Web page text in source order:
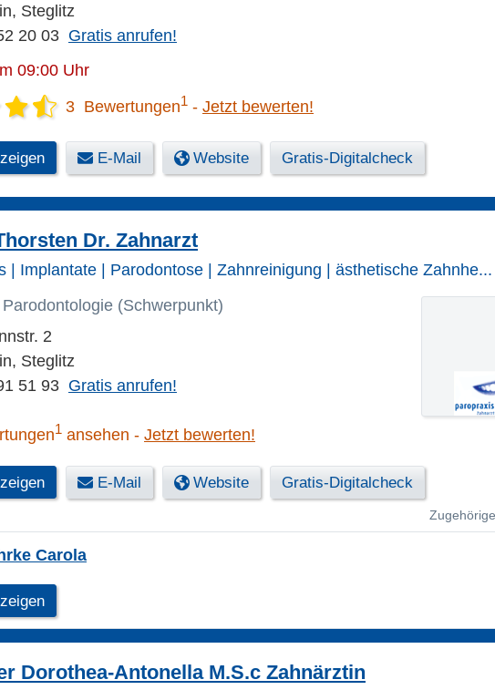
Steglitz
20 03 Gratis anrufen!
09:00 Uhr
3 Bewertungen1 Jetzt bewerten!
E-Mail Website Gratis-Digitalcheck
Dr. Zahnarzt
| Implantate | Parodontose | Zahnreinigung | ästhetische Zahnhe...
(Schwerpunkt)
2
Steglitz
51 93 Gratis anrufen!
1 ansehen Jetzt bewerten!
E-Mail Website Gratis-Digitalcheck
Carola
Dorothea-Antonella M.S.c Zahnärztin